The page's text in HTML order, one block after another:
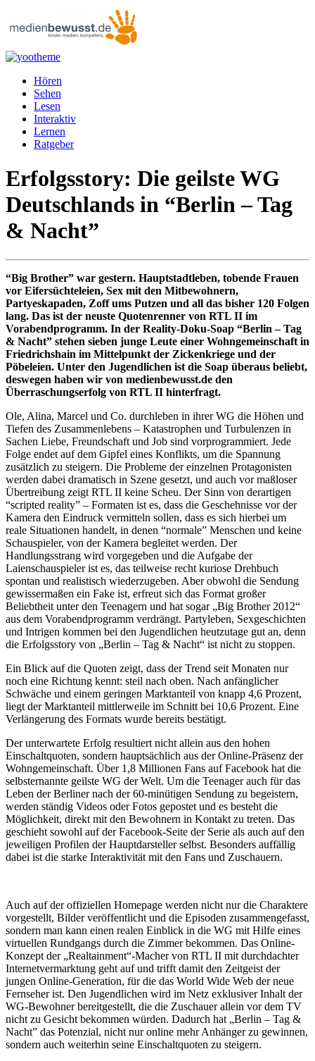
Hören
Sehen
Lesen
Interaktiv
Lernen
Ratgeber
Erfolgsstory: Die geilste WG
Deutschlands in “Berlin – Tag
& Nacht”
“Big Brother” war gestern. Hauptstadtleben, tobende Frauen
vor Eifersüchteleien, Sex mit den Mitbewohnern,
Partyeskapaden, Zoff ums Putzen und all das bisher 120 Folgen
lang. Das ist der neuste Quotenrenner von RTL II im
Vorabendprogramm. In der Reality-Doku-Soap “Berlin – Tag
& Nacht” stehen sieben junge Leute einer Wohngemeinschaft in
Friedrichshain im Mittelpunkt der Zickenkriege und der
Pöbeleien. Unter den Jugendlichen ist die Soap überaus beliebt,
deswegen haben wir von medienbewusst.de den
Überraschungserfolg von RTL II hinterfragt.
Ole, Alina, Marcel und Co. durchleben in ihrer WG die Höhen und
Tiefen des Zusammenlebens – Katastrophen und Turbulenzen in
Sachen Liebe, Freundschaft und Job sind vorprogrammiert. Jede
Folge endet auf dem Gipfel eines Konflikts, um die Spannung
zusätzlich zu steigern. Die Probleme der einzelnen Protagonisten
werden dabei dramatisch in Szene gesetzt, und auch vor maßloser
Übertreibung zeigt RTL II keine Scheu. Der Sinn von derartigen
“scripted reality” – Formaten ist es, dass die Geschehnisse vor der
Kamera den Eindruck vermitteln sollen, dass es sich hierbei um
reale Situationen handelt, in denen “normale” Menschen und keine
Schauspieler, von der Kamera begleitet werden. Der
Handlungsstrang wird vorgegeben und die Aufgabe der
Laienschauspieler ist es, das teilweise recht kuriose Drehbuch
spontan und realistisch wiederzugeben. Aber obwohl die Sendung
gewissermaßen ein Fake ist, erfreut sich das Format großer
Beliebtheit unter den Teenagern und hat sogar „Big Brother 2012“
aus dem Vorabendprogramm verdrängt. Partyleben, Sexgeschichten
und Intrigen kommen bei den Jugendlichen heutzutage gut an, denn
die Erfolgsstory von „Berlin – Tag & Nacht“ ist nicht zu stoppen.
Ein Blick auf die Quoten zeigt, dass der Trend seit Monaten nur
noch eine Richtung kennt: steil nach oben. Nach anfänglicher
Schwäche und einem geringen Marktanteil von knapp 4,6 Prozent,
liegt der Marktanteil mittlerweile im Schnitt bei 10,6 Prozent. Eine
Verlängerung des Formats wurde bereits bestätigt.
Der unterwartete Erfolg resultiert nicht allein aus den hohen
Einschaltquoten, sondern hauptsächlich aus der Online-Präsenz der
Wohngemeinschaft. Über 1,8 Millionen Fans auf Facebook hat die
selbsternannte geilste WG der Welt. Um die Teenager auch für das
Leben der Berliner nach der 60-minütigen Sendung zu begeistern,
werden ständig Videos oder Fotos gepostet und es besteht die
Möglichkeit, direkt mit den Bewohnern in Kontakt zu treten. Das
geschieht sowohl auf der Facebook-Seite der Serie als auch auf den
jeweiligen Profilen der Hauptdarsteller selbst. Besonders auffällig
dabei ist die starke Interaktivität mit den Fans und Zuschauern.
Auch auf der offiziellen Homepage werden nicht nur die Charaktere
vorgestellt, Bilder veröffentlicht und die Episoden zusammengefasst,
sondern man kann einen realen Einblick in die WG mit Hilfe eines
virtuellen Rundgangs durch die Zimmer bekommen. Das Online-
Konzept der „Realtainment“-Macher von RTL II mit durchdachter
Internetvermarktung geht auf und trifft damit den Zeitgeist der
jungen Online-Generation, für die das World Wide Web der neue
Fernseher ist. Den Jugendlichen wird im Netz exklusiver Inhalt der
WG-Bewohner bereitgestellt, die die Zuschauer allein vor dem TV
nicht zu Gesicht bekommen würden. Dadurch hat „Berlin – Tag &
Nacht” das Potenzial, nicht nur online mehr Anhänger zu gewinnen,
sondern auch weiterhin seine Einschaltquoten zu steigern.